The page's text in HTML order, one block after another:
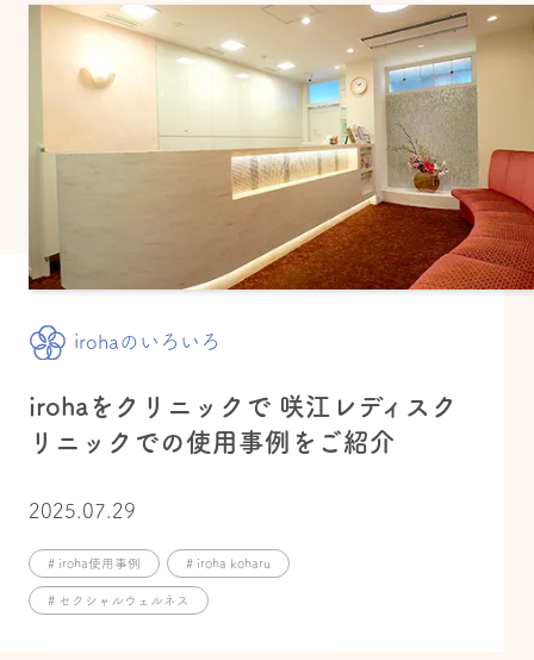
irohaのいろいろ
irohaをクリニックで 咲江レディスク
リニックでの使用事例をご紹介
2025.07.29
# iroha使用事例 # iroha koharu
# セクシャルウェルネス